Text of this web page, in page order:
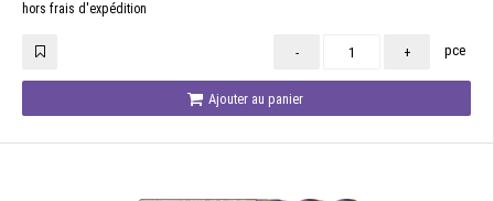
hors frais d'expédition
- + pce
Ajouter au panier